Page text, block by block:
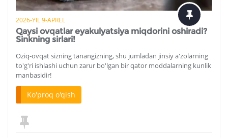
2026-YIL 9-APREL
Qaysi ovqatlar eyakulyatsiya miqdorini oshiradi?
Sinkning sirlari!
Oziq-ovqat sizning tanangizning, shu jumladan jinsiy a'zolarning
to'g'ri ishlashi uchun zarur bo'lgan bir qator moddalarning kunlik
manbasidir!
Ko'proq o'qish